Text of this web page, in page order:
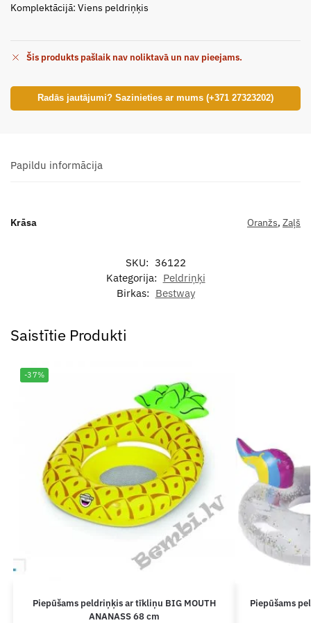
Komplektācijā: Viens peldriņķis
Šis produkts pašlaik nav noliktavā un nav pieejams.
Radās jautājumi? Sazinieties ar mums (+371 27323202)
Papildu informācija
Krāsa Oranžs, Zaļš
SKU: 36122
Kategorija: Peldriņķi
Birkas: Bestway
Saistītie Produkti
-37%
Piepūšams peldriņķis ar tīkliņu BIG MOUTH
ANANASS 68 cm
Piepūšams